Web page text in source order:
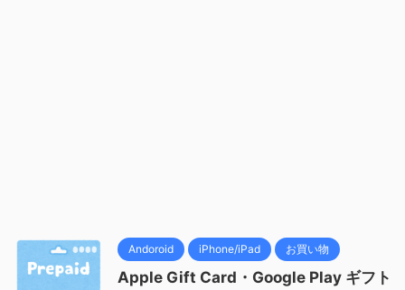
Andoroid iPhone/iPad お買い物
Apple Gift Card・Google Play ギフト